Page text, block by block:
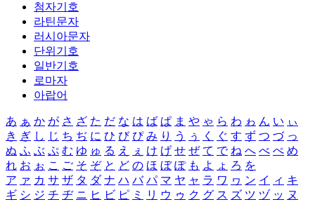
첨자기호
라틴문자
러시아문자
단위기호
일반기호
로마자
아랍어
あ ぁ か が さ ざ た だ な は ば ぱ ま や ゃ ら わ ゎ ん い ぃ
き ぎ し じ ち ぢ に ひ び ぴ み り う ぅ く ぐ す ず つ づ っ
ぬ ふ ぶ ぷ む ゆ ゅ る え ぇ け げ せ ぜ て で ね へ べ ぺ め
れ お ぉ こ ご そ ぞ と ど の ほ ぼ ぽ も よ ょ ろ を
ア ァ カ サ ザ タ ダ ナ ハ バ パ マ ヤ ャ ラ ワ ヮ ン イ ィ キ
ギ シ ジ チ ヂ ニ ヒ ビ ピ ミ リ ウ ゥ ク グ ス ズ ツ ヅ ッ ヌ